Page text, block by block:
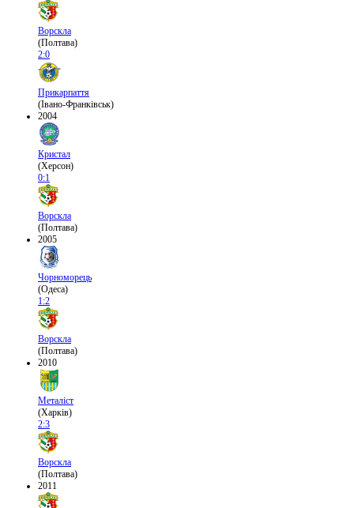
Ворскла
(Полтава)
2:0
Прикарпаття
(Івано-Франківськ)
2004
Кристал
(Херсон)
0:1
Ворскла
(Полтава)
2005
Чорноморець
(Одеса)
1:2
Ворскла
(Полтава)
2010
Металіст
(Харків)
2:3
Ворскла
(Полтава)
2011